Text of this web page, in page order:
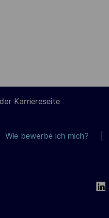
Karriereseite
Wie bewerbe ich mich?